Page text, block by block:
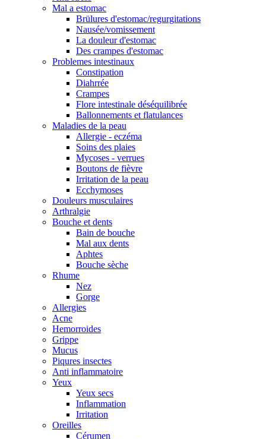
Mal a estomac
Brülures d'estomac/regurgitations
Nausée/vomissement
La douleur d'estomac
Des crampes d'estomac
Problemes intestinaux
Constipation
Diahrrée
Crampes
Flore intestinale déséquilibrée
Ballonnements et flatulances
Maladies de la peau
Allergie - eczéma
Soins des plaies
Mycoses - verrues
Boutons de fièvre
Irritation de la peau
Ecchymoses
Douleurs musculaires
Arthralgie
Bouche et dents
Bain de bouche
Mal aux dents
Aphtes
Bouche sèche
Rhume
Nez
Gorge
Allergies
Acne
Hemorroides
Grippe
Mucus
Piqures insectes
Anti inflammatoire
Yeux
Yeux secs
Inflammation
Irritation
Oreilles
Cérumen